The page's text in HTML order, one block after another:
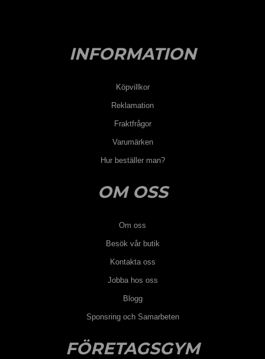
INFORMATION
Köpvillkor
Reklamation
Fraktfrågor
Varumärken
Hur beställer man?
OM OSS
Om oss
Besök vår butik
Kontakta oss
Jobba hos oss
Blogg
Sponsring och Samarbeten
FÖRETAGSGYM